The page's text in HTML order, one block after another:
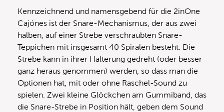
Kennzeichnend und namensgebend für die 2inOne
Cajónes ist der Snare-Mechanismus, der aus zwei
halben, auf einer Strebe verschraubten Snare-
Teppichen mit insgesamt 40 Spiralen besteht. Die
Strebe kann in ihrer Halterung gedreht (oder besser
ganz heraus genommen) werden, so dass man die
Optionen hat, mit oder ohne Raschel-Sound zu
spielen. Zwei kleine Glöckchen am Gummiband, das
die Snare-Strebe in Position hält, geben dem Sound